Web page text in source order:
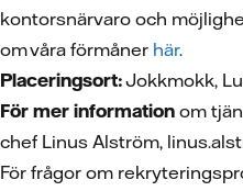
kontorsnärvaro och
om våra förmåner här.
Placeringsort:Jokkmokk,
För mer information om
chef Linus Alström,
För frågor om